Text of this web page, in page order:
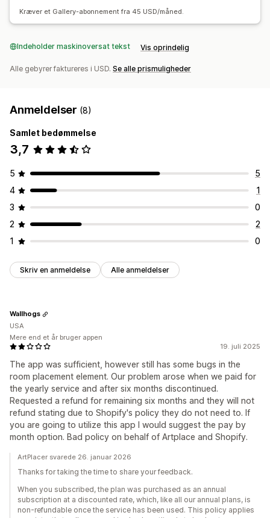
Kræver et Gallery-abonnement fra 45 USD/måned.
Indeholder maskinoversat tekst Vis oprindelig
Alle gebyrer faktureres i USD. Se alle prismuligheder
Anmeldelser (8)
Samlet bedømmelse
3,7
5
5
4
1
3
0
2
2
1
0
Skriv en anmeldelse Alle anmeldelser
19. juli 2025
The app was sufficient, however still has some bugs in the
room placement element. Our problem arose when we paid for
the yearly service and after six months discontinued.
Requested a refund for remaining six months and they will not
refund stating due to Shopify's policy they do not need to. If
you are going to utilize this app I would suggest the pay by
month option. Bad policy on behalf of Artplace and Shopify.
Wallhogs
USA
Mere end et år bruger appen
ArtPlacer svarede 26. januar 2026
Thanks for taking the time to share your feedback.
When you subscribed, the plan was purchased as an annual
subscription at a discounted rate, which, like all our annual plans, is
non-refundable once the service has been used. This policy applies